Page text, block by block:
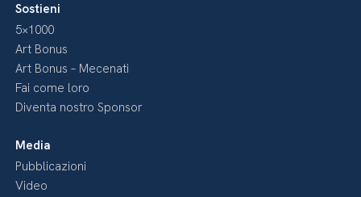
Sostieni
5×1000
Art Bonus
Art Bonus – Mecenati
Fai come loro
Diventa nostro Sponsor
Media
Pubblicazioni
Video